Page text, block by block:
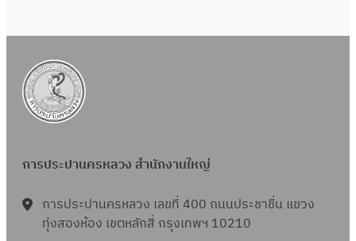
การประปานครหลวง สำนักงานใหญ่
การประปานครหลวง เลขที่ 400 ถนนประชาชื่น แขวง
ทุ่งสองห้อง เขตหลักสี่ กรุงเทพฯ 10210